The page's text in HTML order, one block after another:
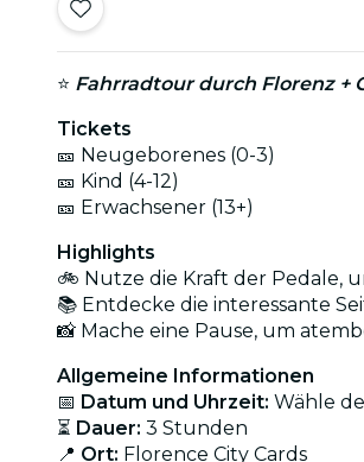
⭐ Fahrradtour durch Florenz +
Tickets
🎫 Neugeborenes (0-3)
🎫 Kind (4-12)
🎫 Erwachsener (13+)
Highlights
🚲 Nutze die Kraft der Pedale,
📚 Entdecke die interessante
📸 Mache eine Pause, um
Allgemeine Informationen
📅 Datum und Uhrzeit: Wähle
⏳ Dauer: 3 Stunden
📍 Ort: Florence City Cards